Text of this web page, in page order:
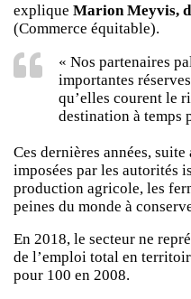
explique Marion Meyvis,
(Commerce équitable).
« Nos partenaires
importantes
qu’elles courent le
destination à temps
Ces dernières années,
imposées par les autorités
production agricole, les
peines du monde à
En 2018, le secteur ne
de l’emploi total en
pour 100 en 2008.